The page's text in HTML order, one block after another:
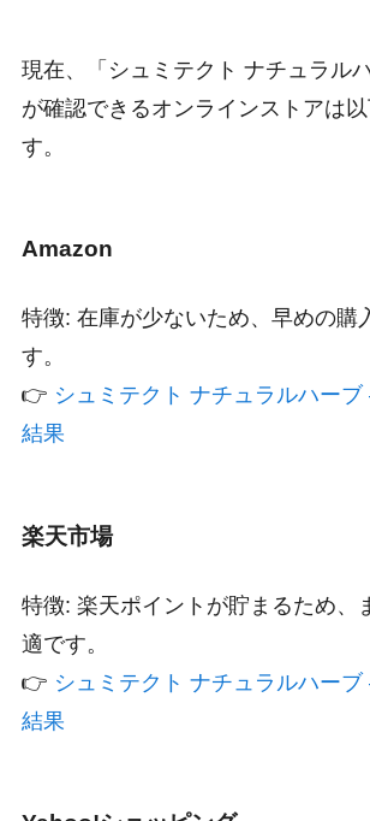
現在、「シュミテクト ナチュラル
が確認できるオンラインストアは
す。
Amazon
特徴: 在庫が少ないため、早めの購
す。
👉 シュミテクト ナチュラルハーブ
結果
楽天市場
特徴: 楽天ポイントが貯まるため、
適です。
👉 シュミテクト ナチュラルハー
結果